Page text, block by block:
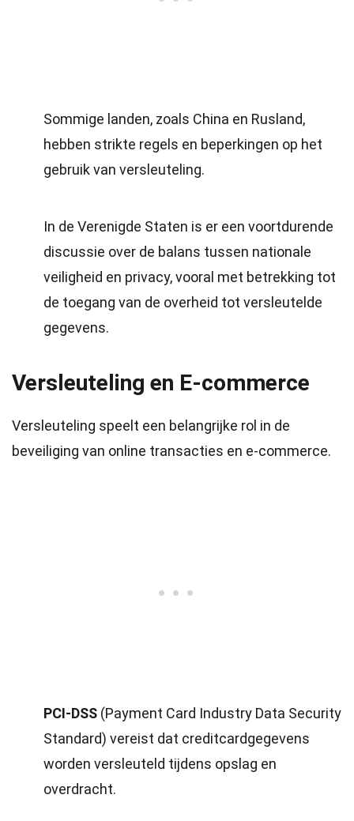
Sommige landen, zoals China en Rusland,
hebben strikte regels en beperkingen op het
gebruik van versleuteling.
In de Verenigde Staten is er een voortdurende
discussie over de balans tussen nationale
veiligheid en privacy, vooral met betrekking tot
de toegang van de overheid tot versleutelde
gegevens.
Versleuteling en E-commerce
Versleuteling speelt een belangrijke rol in de
beveiliging van online transacties en e-commerce.
PCI-DSS (Payment Card Industry Data Security
Standard) vereist dat creditcardgegevens
worden versleuteld tijdens opslag en
overdracht.